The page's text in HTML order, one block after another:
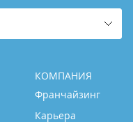
КОМПАНИЯ
Франчайзинг
Карьера